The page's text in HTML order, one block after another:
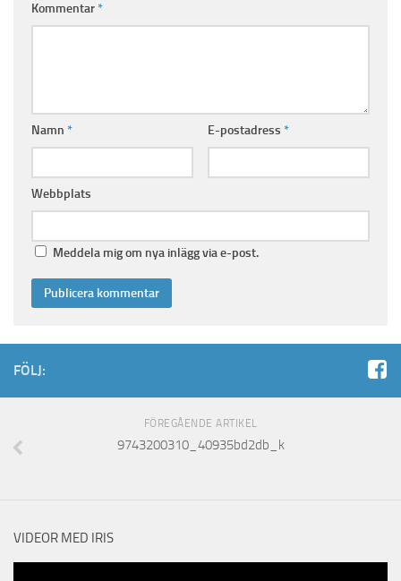
Kommentar*
Namn * E-postadress *
Webbplats
Meddela mig om nya inlägg via e-post.
FÖLJ:
FÖREGÅENDE ARTIKEL
9743200310_40935bd2db_k
VIDEOR MED IRIS